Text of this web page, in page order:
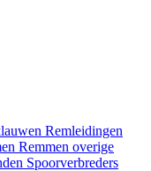
Remleidingen
Remmen overige
Spoorverbreders